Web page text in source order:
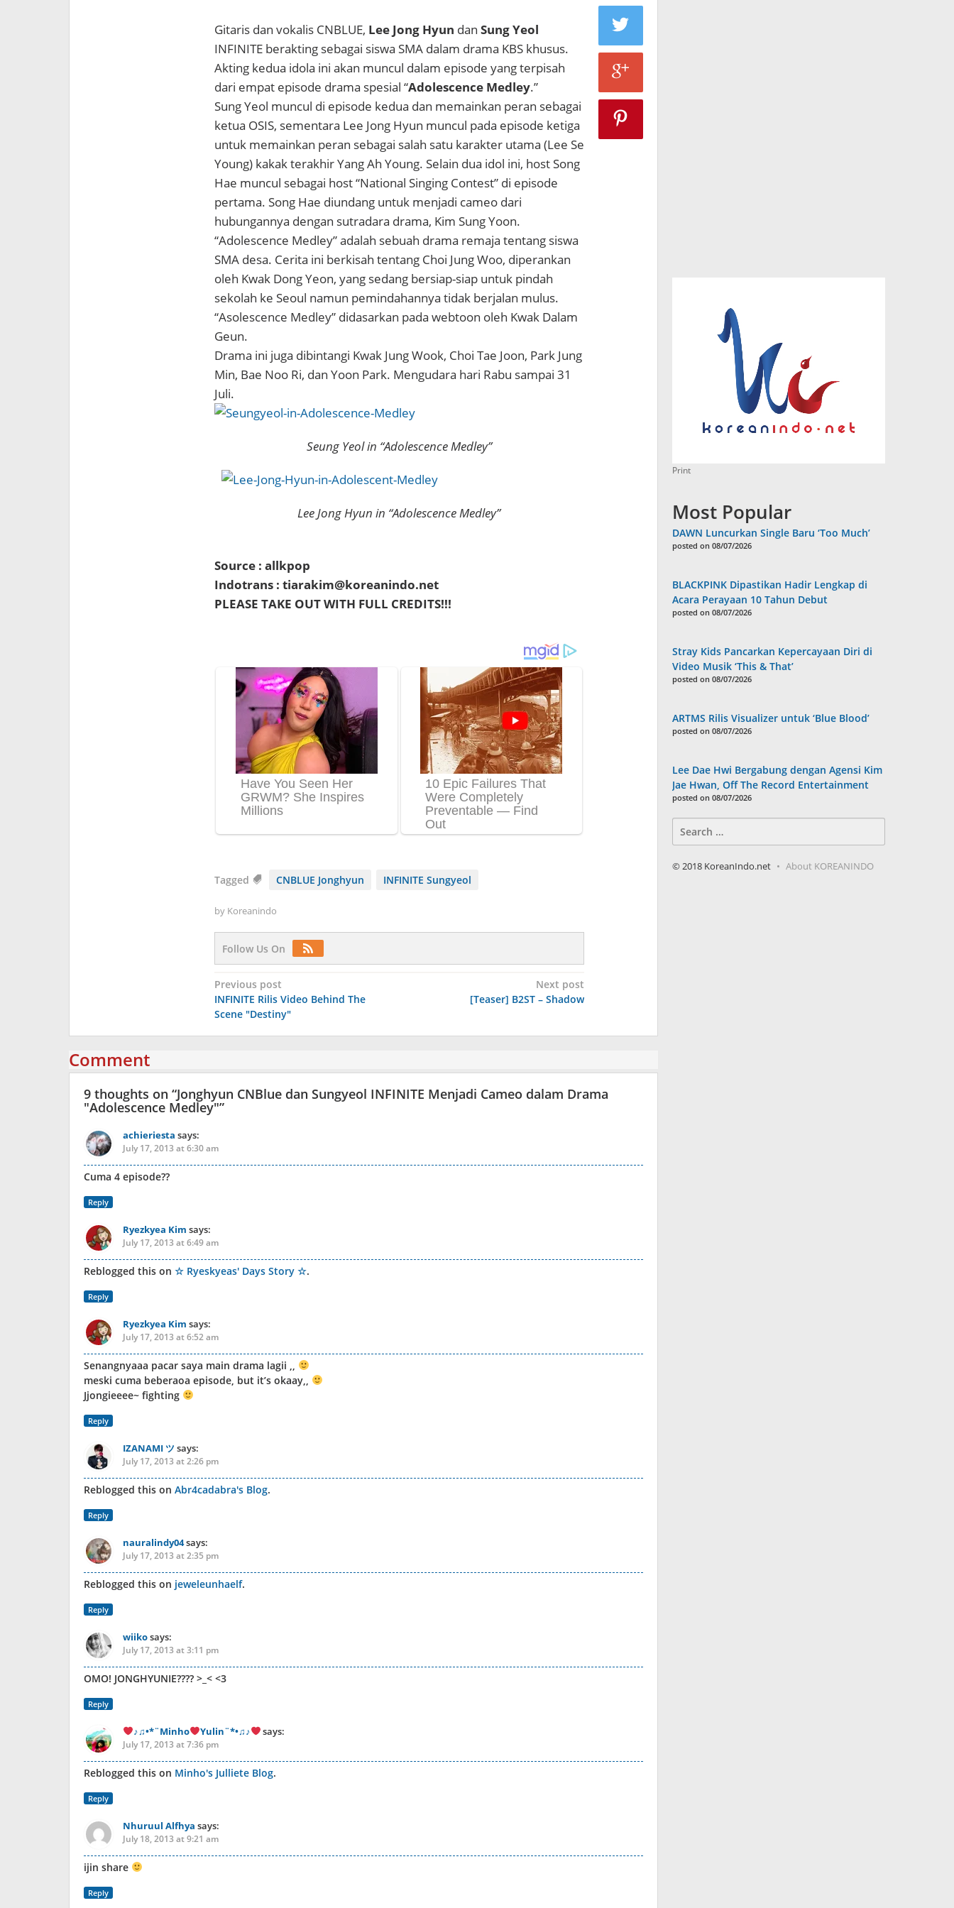
Gitaris dan vokalis CNBLUE, Lee Jong Hyun dan Sung Yeol
INFINITE berakting sebagai siswa SMA dalam drama KBS khusus.
Akting kedua idola ini akan muncul dalam episode yang terpisah
dari empat episode drama spesial “Adolescence Medley.”
Sung Yeol muncul di episode kedua dan memainkan peran sebagai
ketua OSIS, sementara Lee Jong Hyun muncul pada episode ketiga
untuk memainkan peran sebagai salah satu karakter utama (Lee Se
Young) kakak terakhir Yang Ah Young. Selain dua idol ini, host Song
Hae muncul sebagai host “National Singing Contest” di episode
pertama. Song Hae diundang untuk menjadi cameo dari
hubungannya dengan sutradara drama, Kim Sung Yoon.
“Adolescence Medley” adalah sebuah drama remaja tentang siswa
SMA desa. Cerita ini berkisah tentang Choi Jung Woo, diperankan
oleh Kwak Dong Yeon, yang sedang bersiap-siap untuk pindah
sekolah ke Seoul namun pemindahannya tidak berjalan mulus.
“Asolescence Medley” didasarkan pada webtoon oleh Kwak Dalam
Geun.
Drama ini juga dibintangi Kwak Jung Wook, Choi Tae Joon, Park Jung
Min, Bae Noo Ri, dan Yoon Park. Mengudara hari Rabu sampai 31
Juli.
Seung Yeol in “Adolescence Medley”
Lee Jong Hyun in “Adolescence Medley”
Source : allkpop
Indotrans : tiarakim@koreanindo.net
PLEASE TAKE OUT WITH FULL CREDITS!!!
Tagged CNBLUE Jonghyun INFINITE Sungyeol
by Koreanindo
Follow Us On
Post
navigation
Previous post
INFINITE Rilis Video Behind The
Scene "Destiny"
Next post
[Teaser] B2ST – Shadow
Comment
9 thoughts on “Jonghyun CNBlue dan Sungyeol INFINITE Menjadi Cameo dalam Drama
"Adolescence Medley"”
achieriesta says:
July 17, 2013 at 6:30 am
Cuma 4 episode??
Reply
Ryezkyea Kim says:
July 17, 2013 at 6:49 am
Reblogged this on ☆ Ryeskyeas' Days Story ☆.
Reply
Ryezkyea Kim says:
July 17, 2013 at 6:52 am
Senangnyaaa pacar saya main drama lagii ,,
meski cuma beberaoa episode, but it’s okaay,,
Jjongieeee~ fighting
Reply
IZANAMI ツ says:
July 17, 2013 at 2:26 pm
Reblogged this on Abr4cadabra's Blog.
Reply
nauralindy04says:
July 17, 2013 at 2:35 pm
Reblogged this on jeweleunhaelf.
Reply
wiikosays:
July 17, 2013 at 3:11 pm
OMO! JONGHYUNIE???? >_< <3
Reply
♪♫•*¨Minho Yulin¨*•♫♪ says:
July 17, 2013 at 7:36 pm
Reblogged this on Minho's Julliete Blog.
Reply
Nhuruul Alfhya says:
July 18, 2013 at 9:21 am
ijin share
Reply
Print
Most Popular
DAWN Luncurkan Single Baru ‘Too Much’
posted on 08/07/2026
BLACKPINK Dipastikan Hadir Lengkap di
Acara Perayaan 10 Tahun Debut
posted on 08/07/2026
Stray Kids Pancarkan Kepercayaan Diri di
Video Musik ‘This & That’
posted on 08/07/2026
ARTMS Rilis Visualizer untuk ‘Blue Blood’
posted on 08/07/2026
Lee Dae Hwi Bergabung dengan Agensi Kim
Jae Hwan, Off The Record Entertainment
posted on 08/07/2026
for:
© 2018 KoreanIndo.net About KOREANINDO